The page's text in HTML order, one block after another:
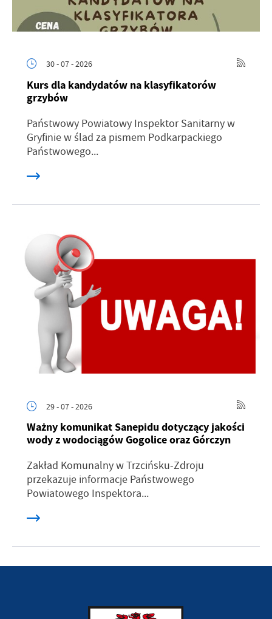
30 - 07 - 2026
Kurs dla kandydatów na klasyfikatorów
grzybów
Państwowy Powiatowy Inspektor Sanitarny w
Gryfinie w ślad za pismem Podkarpackiego
Państwowego...
29 - 07 - 2026
Ważny komunikat Sanepidu dotyczący jakości
wody z wodociągów Gogolice oraz Górczyn
Zakład Komunalny w Trzcińsku-Zdroju
przekazuje informacje Państwowego
Powiatowego Inspektora...